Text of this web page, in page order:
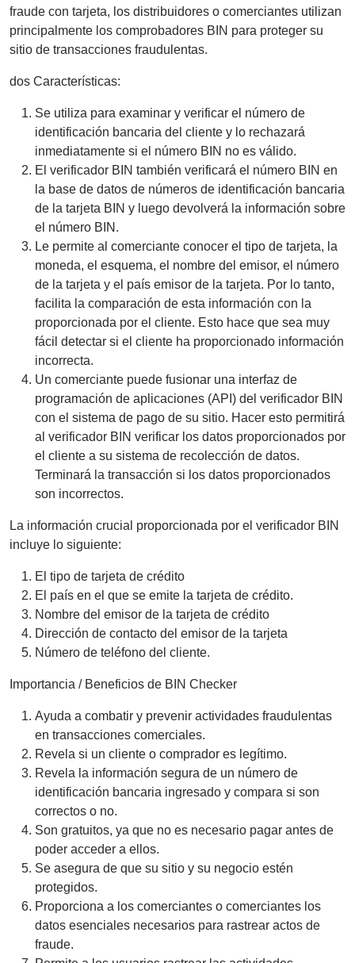
fraude con tarjeta, los distribuidores o comerciantes utilizan
principalmente los comprobadores BIN para proteger su
sitio de transacciones fraudulentas.
dos Características:
Se utiliza para examinar y verificar el número de
identificación bancaria del cliente y lo rechazará
inmediatamente si el número BIN no es válido.
El verificador BIN también verificará el número BIN en
la base de datos de números de identificación bancaria
de la tarjeta BIN y luego devolverá la información sobre
el número BIN.
Le permite al comerciante conocer el tipo de tarjeta, la
moneda, el esquema, el nombre del emisor, el número
de la tarjeta y el país emisor de la tarjeta. Por lo tanto,
facilita la comparación de esta información con la
proporcionada por el cliente. Esto hace que sea muy
fácil detectar si el cliente ha proporcionado información
incorrecta.
Un comerciante puede fusionar una interfaz de
programación de aplicaciones (API) del verificador BIN
con el sistema de pago de su sitio. Hacer esto permitirá
al verificador BIN verificar los datos proporcionados por
el cliente a su sistema de recolección de datos.
Terminará la transacción si los datos proporcionados
son incorrectos.
La información crucial proporcionada por el verificador BIN
incluye lo siguiente:
El tipo de tarjeta de crédito
El país en el que se emite la tarjeta de crédito.
Nombre del emisor de la tarjeta de crédito
Dirección de contacto del emisor de la tarjeta
Número de teléfono del cliente.
Importancia / Beneficios de BIN Checker
Ayuda a combatir y prevenir actividades fraudulentas
en transacciones comerciales.
Revela si un cliente o comprador es legítimo.
Revela la información segura de un número de
identificación bancaria ingresado y compara si son
correctos o no.
Son gratuitos, ya que no es necesario pagar antes de
poder acceder a ellos.
Se asegura de que su sitio y su negocio estén
protegidos.
Proporciona a los comerciantes o comerciantes los
datos esenciales necesarios para rastrear actos de
fraude.